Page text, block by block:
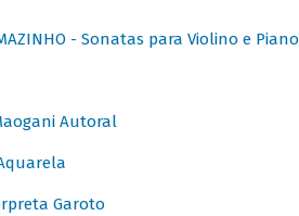
- Sonatas para Violino e Piano
Autoral
Aquarela
Garoto